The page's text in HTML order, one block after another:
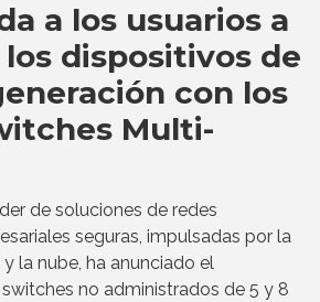
a los usuarios a
dispositivos de
con los
Multi-
de soluciones de redes
seguras, impulsadas por la
la nube, ha anunciado el
no administrados de 5 y 8